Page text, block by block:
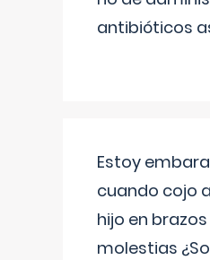
antibióticos
Estoy
cuando cojo
hijo en
molestias